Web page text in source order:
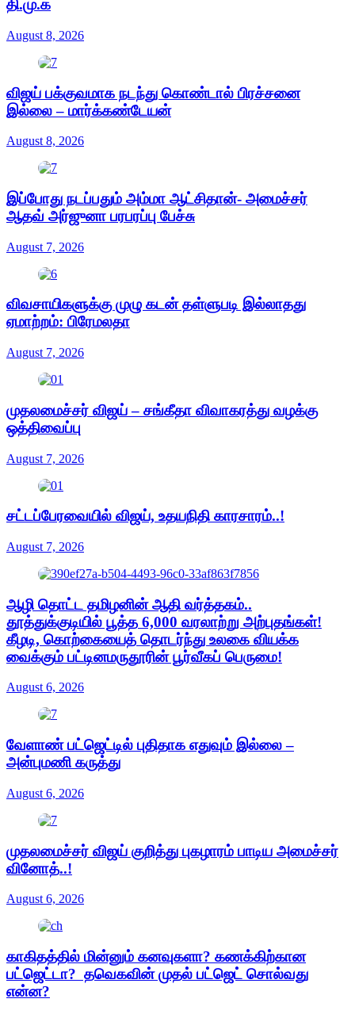
தி.மு.க
August 8, 2026
விஜய் பக்குவமாக நடந்து கொண்டால் பிரச்சனை
இல்லை – மார்க்கண்டேயன்
August 8, 2026
இப்போது நடப்பதும் அம்மா ஆட்சிதான்- அமைச்சர்
ஆதவ் அர்ஜுனா பரபரப்பு பேச்சு
August 7, 2026
விவசாயிகளுக்கு முழு கடன் தள்ளுபடி இல்லாதது
ஏமாற்றம்: பிரேமலதா
August 7, 2026
முதலமைச்சர் விஜய் – சங்கீதா விவாகரத்து வழக்கு
ஒத்திவைப்பு
August 7, 2026
சட்டப்பேரவையில் விஜய், உதயநிதி காரசாரம்..!
August 7, 2026
ஆழி தொட்ட தமிழனின் ஆதி வர்த்தகம்..
தூத்துக்குடியில் பூத்த 6,000 வரலாற்று அற்புதங்கள்!
கீழடி, கொற்கையைத் தொடர்ந்து உலகை வியக்க
வைக்கும் பட்டினமருதூரின் பூர்வீகப் பெருமை!
August 6, 2026
வேளாண் பட்ஜெட்டில் புதிதாக எதுவும் இல்லை –
அன்புமணி கருத்து
August 6, 2026
முதலமைச்சர் விஜய் குறித்து புகழாரம் பாடிய அமைச்சர்
வினோத்..!
August 6, 2026
காகிதத்தில் மின்னும் கனவுகளா? கணக்கிற்கான
பட்ஜெட்டா? தவெகவின் முதல் பட்ஜெட் சொல்வது
என்ன?